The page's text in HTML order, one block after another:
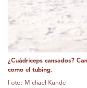
¿Cuádriceps cansados?
como el tubing.
Foto: Michael Kunde